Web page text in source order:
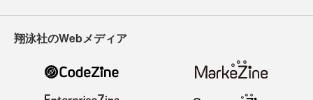
翔泳社のWebメディア